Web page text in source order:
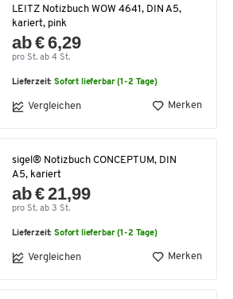
LEITZ Notizbuch WOW 4641, DIN A5,
kariert, pink
ab € 6,29
pro St. ab 4 St.
Lieferzeit:Sofort lieferbar (1-2 Tage)
Vergleichen Merken
sigel® Notizbuch CONCEPTUM, DIN
A5, kariert
ab € 21,99
pro St. ab 3 St.
Lieferzeit:Sofort lieferbar (1-2 Tage)
Vergleichen Merken